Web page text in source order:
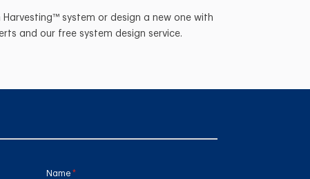
Harvesting™ system or design a new one with
and our free system design service.
Name *
(required)